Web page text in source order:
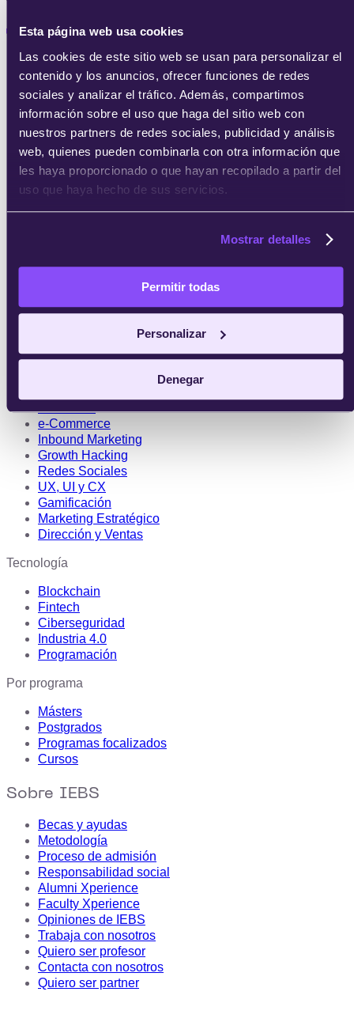
Esta página web usa cookies
Las cookies de este sitio web se usan para personalizar el
contenido y los anuncios, ofrecer funciones de redes
sociales y analizar el tráfico. Además, compartimos
información sobre el uso que haga del sitio web con
nuestros partners de redes sociales, publicidad y análisis
web, quienes pueden combinarla con otra información que
les haya proporcionado o que hayan recopilado a partir del
uso que haya hecho de sus servicios.
Mostrar detalles
Permitir todas
Personalizar
Denegar
Oferta formativa
MBA's
Emprendedores
Transformación Digital
Agile & Scrum
Recursos Humanos
Inteligencia Artificial
Big Data
e-Commerce
Inbound Marketing
Growth Hacking
Redes Sociales
UX, UI y CX
Gamificación
Marketing Estratégico
Dirección y Ventas
Tecnología
Blockchain
Fintech
Ciberseguridad
Industria 4.0
Programación
Por programa
Másters
Postgrados
Programas focalizados
Cursos
Sobre IEBS
Becas y ayudas
Metodología
Proceso de admisión
Responsabilidad social
Alumni Xperience
Faculty Xperience
Opiniones de IEBS
Trabaja con nosotros
Quiero ser profesor
Contacta con nosotros
Quiero ser partner